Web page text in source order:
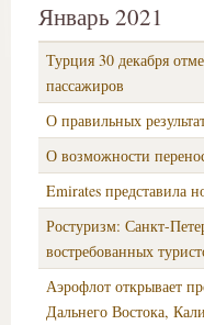
Январь 2021
Турция 30 декабря
пассажиров
О правильных
О возможности
Emirates представила
Ростуризм: Санкт-
востребованных
Аэрофлот открывает
Дальнего Востока,